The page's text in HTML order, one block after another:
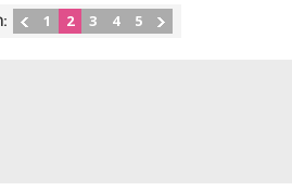
1 2 3 4 5